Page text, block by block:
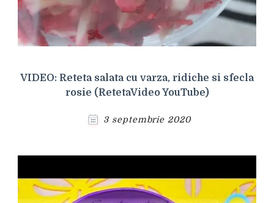
VIDEO: Reteta salata cu varza, ridiche si sfecla
rosie (RetetaVideo YouTube)
3 septembrie 2020